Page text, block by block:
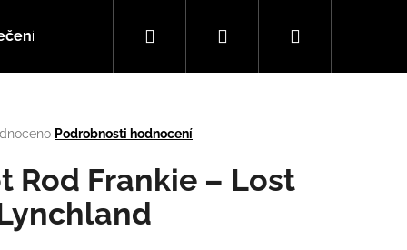
Hudba
Hledat PřihlášeníNákupní
Podrobnosti hodnocení
Rod Frankie – Lost